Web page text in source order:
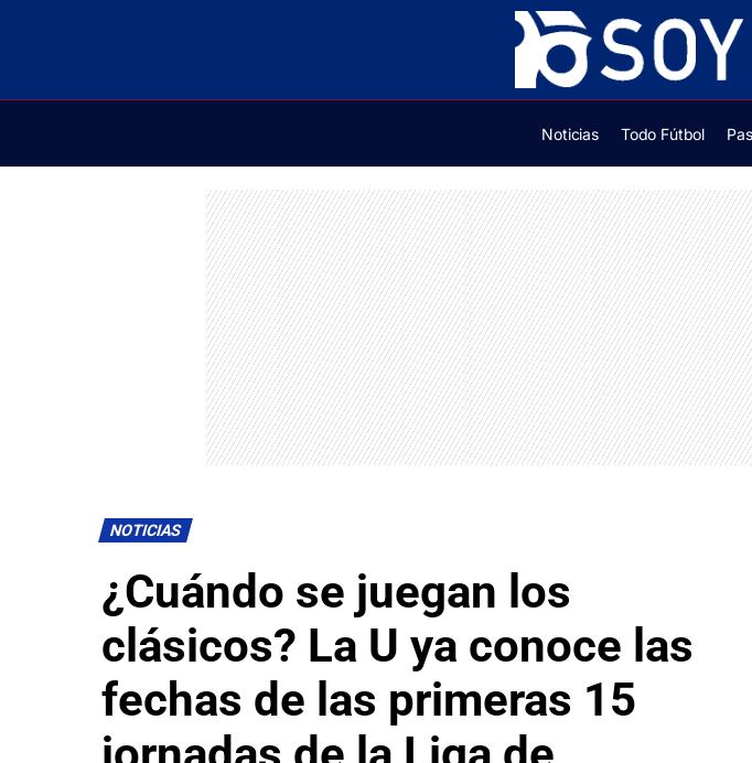
Noticias Todo Fútbol
NOTICIAS
¿Cuándo se juegan los
clásicos? La U ya conoce las
fechas de las primeras 15